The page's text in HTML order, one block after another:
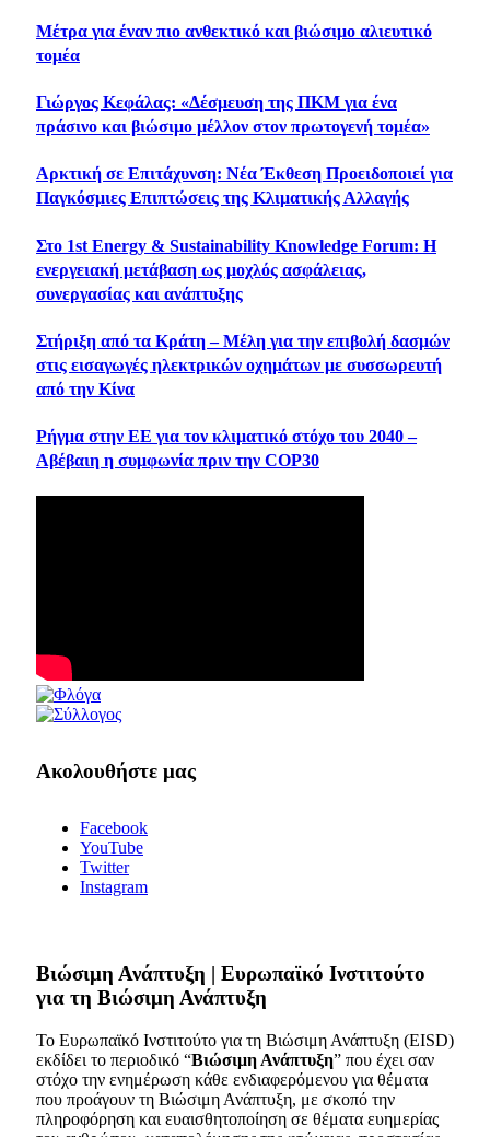
Μέτρα για έναν πιο ανθεκτικό και βιώσιμο αλιευτικό
τομέα
Γιώργος Κεφάλας: «Δέσμευση της ΠΚΜ για ένα
πράσινο και βιώσιμο μέλλον στον πρωτογενή τομέα»
Αρκτική σε Επιτάχυνση: Νέα Έκθεση Προειδοποιεί για
Παγκόσμιες Επιπτώσεις της Κλιματικής Αλλαγής
Στο 1st Energy & Sustainability Knowledge Forum: Η
ενεργειακή μετάβαση ως μοχλός ασφάλειας,
συνεργασίας και ανάπτυξης
Στήριξη από τα Κράτη – Μέλη για την επιβολή δασμών
στις εισαγωγές ηλεκτρικών οχημάτων με συσσωρευτή
από την Κίνα
Ρήγμα στην ΕΕ για τον κλιματικό στόχο του 2040 –
Αβέβαιη η συμφωνία πριν την COP30
Ακολουθήστε μας
Facebook
YouTube
Twitter
Instagram
Bιώσιμη Ανάπτυξη | Ευρωπαϊκό Ινστιτούτο
για τη Βιώσιμη Ανάπτυξη
Το Ευρωπαϊκό Ινστιτούτο για τη Βιώσιμη Ανάπτυξη (EISD)
εκδίδει το περιοδικό “Βιώσιμη Ανάπτυξη” που έχει σαν
στόχο την ενημέρωση κάθε ενδιαφερόμενου για θέματα
που προάγουν τη Βιώσιμη Ανάπτυξη, με σκοπό την
πληροφόρηση και ευαισθητοποίηση σε θέματα ευημερίας